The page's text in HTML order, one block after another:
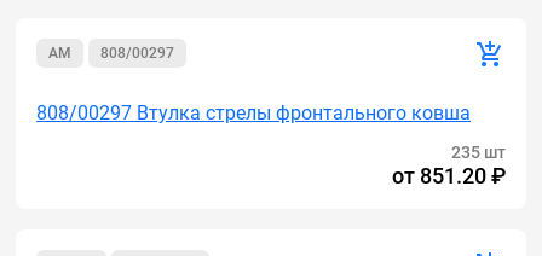
AM 808/00297
808/00297 Втулка стрелы фронтального ковша
235 шт
от 851.20 ₽